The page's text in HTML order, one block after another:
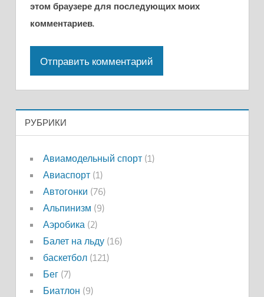
этом браузере для последующих моих
комментариев.
РУБРИКИ
Авиамодельный спорт(1)
Авиаспорт(1)
Автогонки (76)
Альпинизм (9)
Аэробика (2)
Балет на льду(16)
баскетбол(121)
Бег(7)
Биатлон (9)